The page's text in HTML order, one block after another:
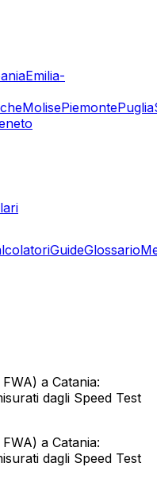
Emilia-
MolisePiemontePuglia
GuideGlossario
a Catania:
dagli Speed Test
a Catania:
dagli Speed Test